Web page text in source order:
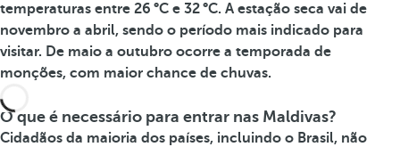
temperaturas entre 26 °C e 32 °C. A estação seca vai de
novembro a abril, sendo o período mais indicado para
visitar. De maio a outubro ocorre a temporada de
monções, com maior chance de chuvas.
O que é necessário para entrar nas Maldivas?
Cidadãos da maioria dos países, incluindo o Brasil, não